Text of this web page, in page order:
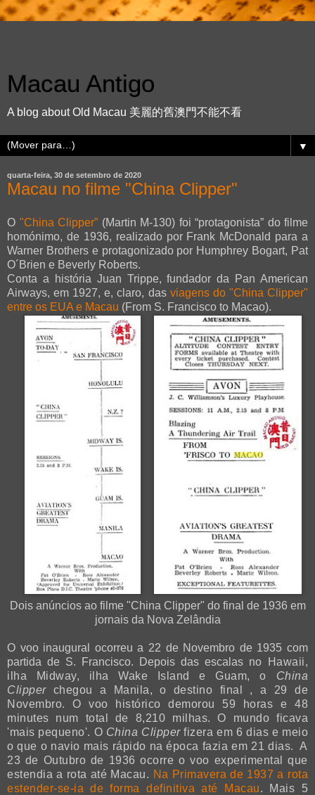
Macau Antigo
A blog about Old Macau 美麗的舊澳門不能不看
▼
quarta-feira, 30 de setembro de 2020
Macau no filme "China Clipper"
O "China Clipper” (Martin M-130) foi “protagonista” do filme
homónimo, de 1936, realizado por Frank McDonald para a
Warner Brothers e protagonizado por Humphrey Bogart, Pat
O´Brien e Beverly Roberts.
Conta a história Juan Trippe, fundador da Pan American
Airways, em 1927, e, claro, das viagens do "China Clipper"
entre os EUA e Macau (From S. Francisco to Macao).
Dois anúncios ao filme "China Clipper" do final de 1936 em
jornais da Nova Zelândia
O voo inaugural ocorreu a 22 de Novembro de 1935 com
partida de S. Francisco. Depois das escalas no Hawaii,
ilha Midway, ilha Wake Island e Guam, o China
Clipperchegou a Manila, o destino final , a 29 de
Novembro. O voo histórico demorou 59 horas e 48
minutes num total de 8,210 milhas. O mundo ficava
'mais pequeno'. O China Clipperfizera em 6 dias e meio
o que o navio mais rápido na época fazia em 21 dias. A
23 de Outubro de 1936 ocorre o voo experimental que
estendia a rota até Macau. Na Primavera de 1937 a rota
estender-se-ia de forma definitiva até Macau. Mais 5